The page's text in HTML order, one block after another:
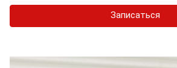
Записаться